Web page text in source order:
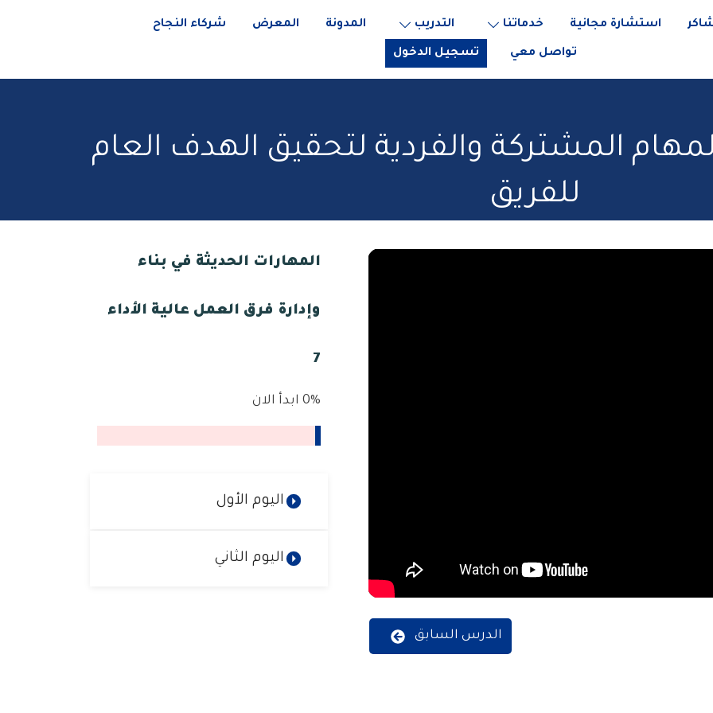
استشارة مجانية خدماتنا التدريب المدونة المعرض شركاء النجاح
تواصل معي تسجيل الدخول
المشتركة والفردية لتحقيق الهدف العام
للفريق
الدرس السابق
المهارات الحديثة في بناء
وإدارة فرق العمل عالية الأداء
7
0% ابدأ الان
اليوم الأول
اليوم الثاني